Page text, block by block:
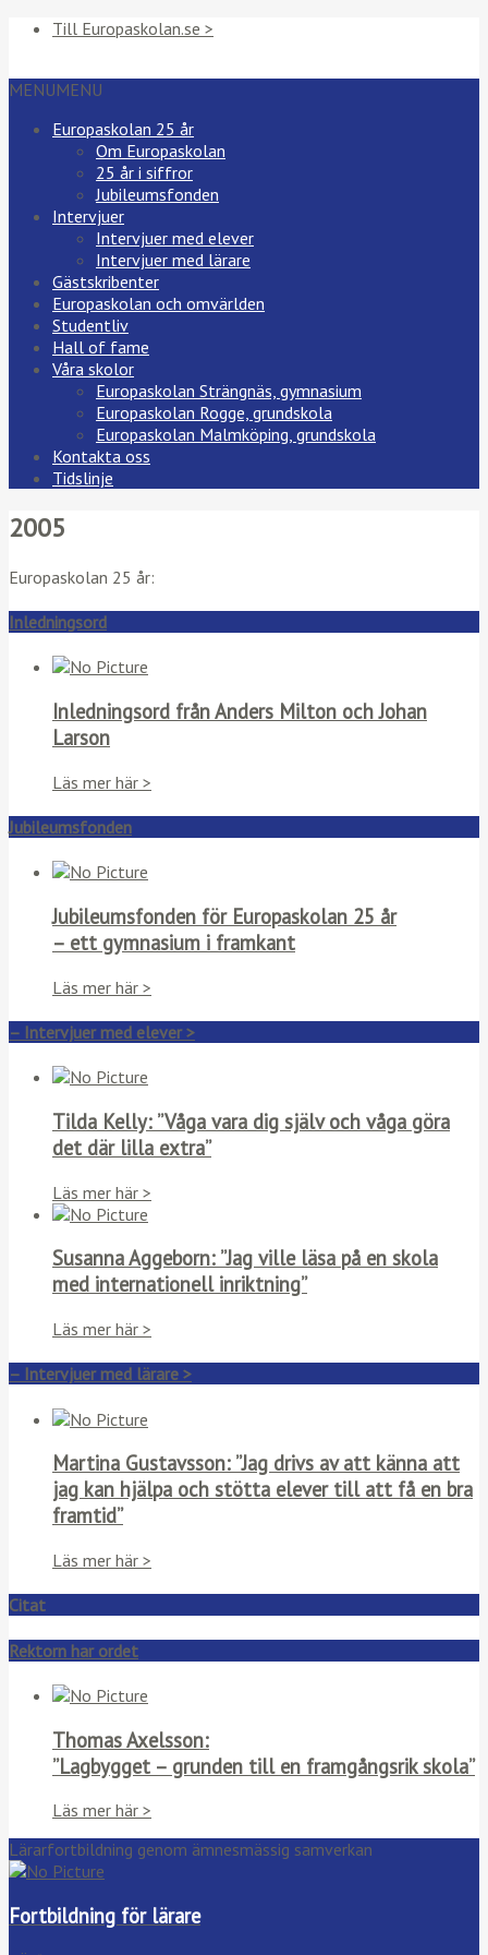
Till Europaskolan.se >
MENUMENU
Europaskolan 25 år
Om Europaskolan
25 år i siffror
Jubileumsfonden
Intervjuer
Intervjuer med elever
Intervjuer med lärare
Gästskribenter
Europaskolan och omvärlden
Studentliv
Hall of fame
Våra skolor
Europaskolan Strängnäs, gymnasium
Europaskolan Rogge, grundskola
Europaskolan Malmköping, grundskola
Kontakta oss
Tidslinje
2005
Europaskolan 25 år:
Inledningsord
Inledningsord från Anders Milton och Johan
Larson
Läs mer här >
Jubileumsfonden
Jubileumsfonden för Europaskolan 25 år
– ett gymnasium i framkant
Läs mer här >
– Intervjuer med elever >
Tilda Kelly: ”Våga vara dig själv och våga göra
det där lilla extra”
Läs mer här >
Susanna Aggeborn: ”Jag ville läsa på en skola
med internationell inriktning”
Läs mer här >
– Intervjuer med lärare >
Martina Gustavsson: ”Jag drivs av att känna att
jag kan hjälpa och stötta elever till att få en bra
framtid”
Läs mer här >
Citat
Rektorn har ordet
Thomas Axelsson:
”Lagbygget – grunden till en framgångsrik skola”
Läs mer här >
Lärarfortbildning genom ämnesmässig samverkan
Fortbildning för lärare